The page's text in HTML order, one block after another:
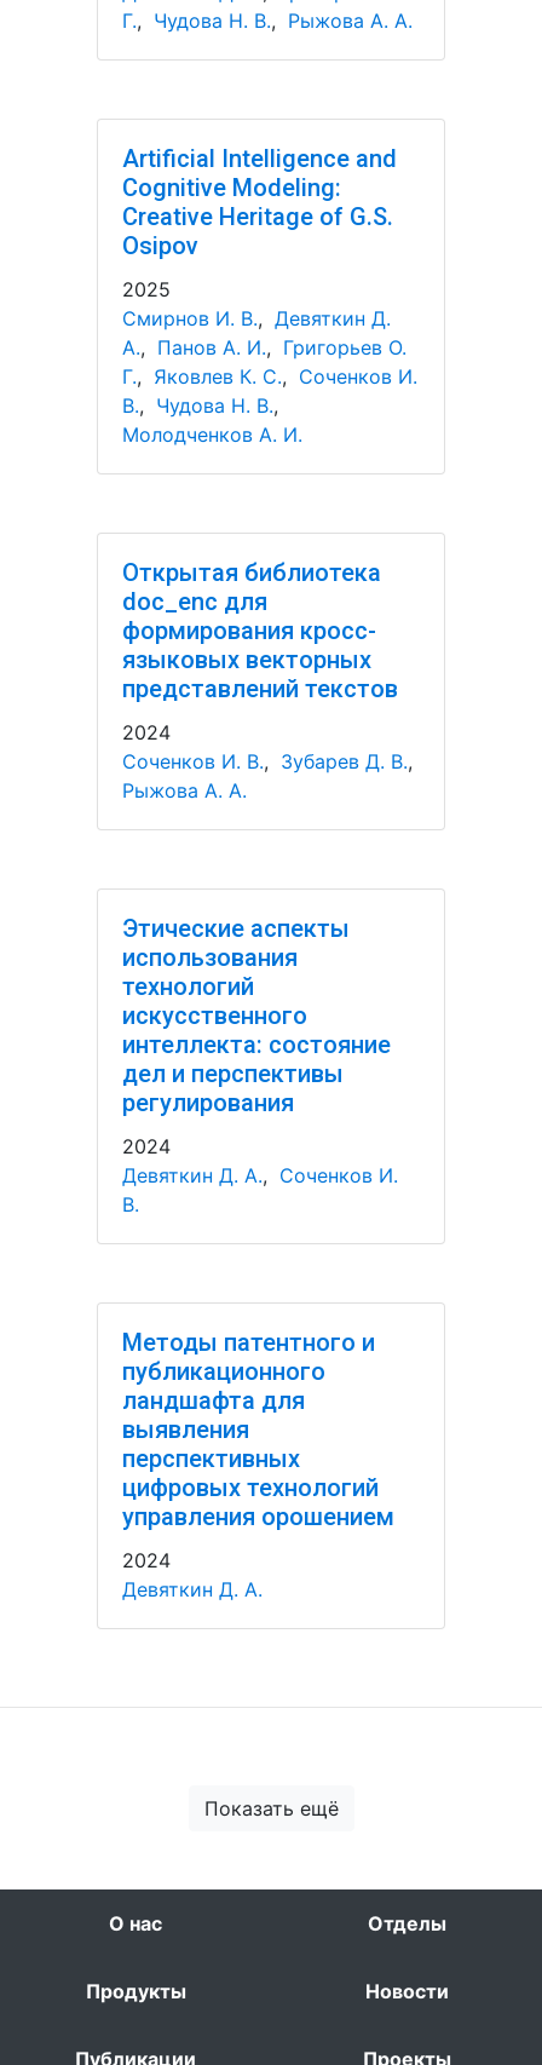
Г., Чудова Н. В., Рыжова А. А.
Artificial Intelligence and
Cognitive Modeling:
Creative Heritage of G.S.
Osipov
2025
Смирнов И. В., Девяткин Д.
А., Панов А. И., Григорьев О.
Г., Яковлев К. С., Соченков И.
В., Чудова Н. В.,
Молодченков А. И.
Открытая библиотека
doc_enc для
формирования кросс-
языковых векторных
представлений текстов
2024
Соченков И. В., Зубарев Д. В.,
Рыжова А. А.
Этические аспекты
использования
технологий
искусственного
интеллекта: состояние
дел и перспективы
регулирования
2024
Девяткин Д. А., Соченков И.
В.
Методы патентного и
публикационного
ландшафта для
выявления
перспективных
цифровых технологий
управления орошением
2024
Девяткин Д. А.
Показать ещё
О нас Отделы
Продукты Новости
Публикации Проекты